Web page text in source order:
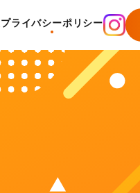
プライバシーポリシー